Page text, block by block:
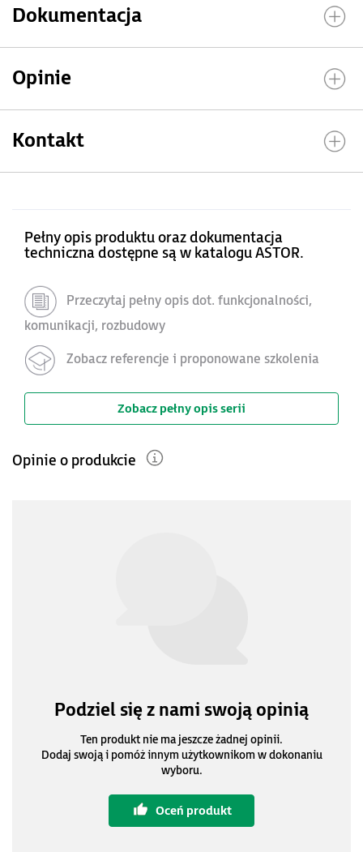
Dokumentacja
Opinie
Kontakt
Pełny opis produktu oraz dokumentacja
techniczna dostępne są w katalogu ASTOR.
Przeczytaj pełny opis dot. funkcjonalności,
komunikacji, rozbudowy
Zobacz referencje i proponowane szkolenia
Zobacz pełny opis serii
Opinie o produkcie
Podziel się z nami swoją opinią
Ten produkt nie ma jeszcze żadnej opinii.
Dodaj swoją i pomóż innym użytkownikom w dokonaniu
wyboru.
Oceń produkt